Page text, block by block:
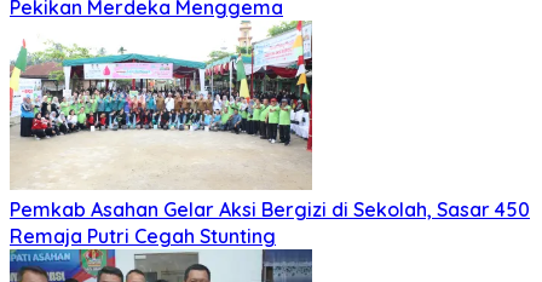
Pekikan Merdeka Menggema
Pemkab Asahan Gelar Aksi Bergizi di Sekolah, Sasar 450
Remaja Putri Cegah Stunting